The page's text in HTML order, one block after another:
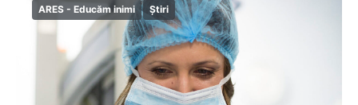
ARES - Educăm inimi Știri